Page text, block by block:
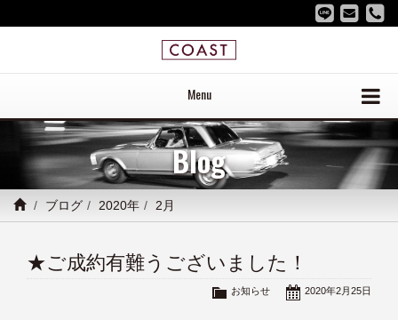
Menu
Blog
ブログ 2020年 2月
★ご成約有難うございました！
2020年2月25日
お知らせ